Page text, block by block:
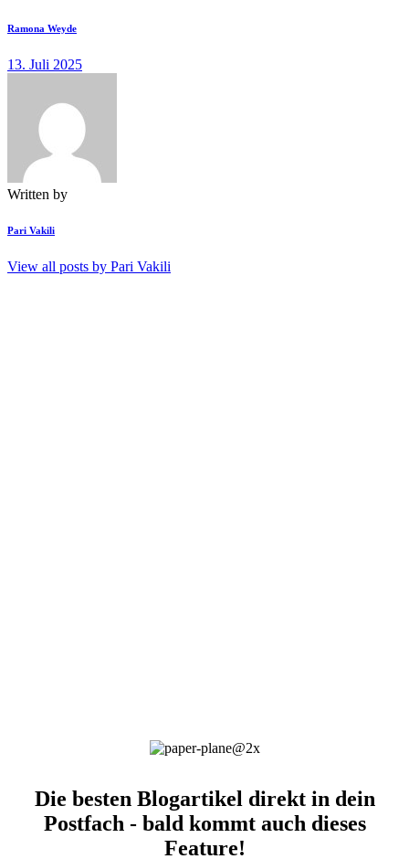
Ramona Weyde
13. Juli 2025
Written by
Pari Vakili
View all posts by Pari Vakili
Die besten Blogartikel direkt in dein
Postfach - bald kommt auch dieses
Feature!